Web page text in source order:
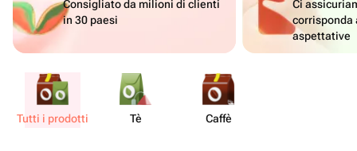
Consigliato da milioni di clienti
in 30 paesi
Ci
corrisponda
aspettative
Tutti i prodotti Tè Caffè